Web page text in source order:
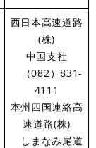
西日本高速道路
(株)
中国支社
（082）831-
4111
本州四国連絡高
速道路(株)
しまなみ尾道